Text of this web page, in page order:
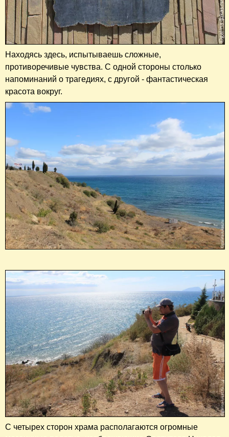
Находясь здесь, испытываешь сложные,
противоречивые чувства. С одной стороны столько
напоминаний о трагедиях, с другой - фантастическая
красота вокруг.
​С четырех сторон храма располагаются огромные